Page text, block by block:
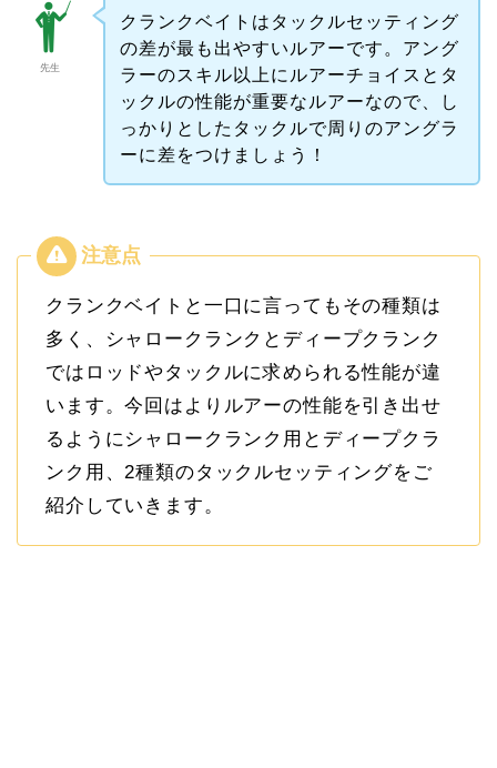
先生
クランクベイトはタックルセッティング
の差が最も出やすいルアーです。アング
ラーのスキル以上にルアーチョイスとタ
ックルの性能が重要なルアーなので、し
っかりとしたタックルで周りのアングラ
ーに差をつけましょう！
クランクベイトと一口に言ってもその種類は
多く、シャロークランクとディープクランク
ではロッドやタックルに求められる性能が違
います。今回はよりルアーの性能を引き出せ
るようにシャロークランク用とディープクラ
ンク用、2種類のタックルセッティングをご
紹介していきます。